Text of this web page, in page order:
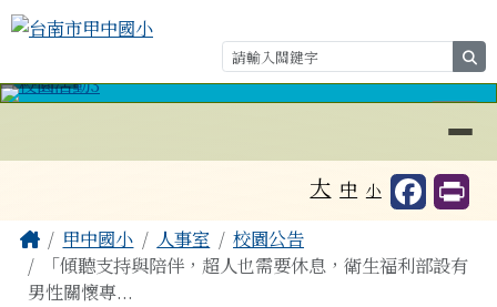
跳至主內容區
台南市甲中國小
⏸
大 中 小
主內容區域
Home甲中國小 人事室
校園公告
「傾聽支持與陪伴，超人也需要休息，衛生福利部設有
男性關懷專...
頁尾區域